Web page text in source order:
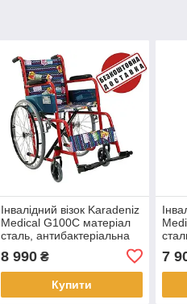
Інвалідний візок Karadeniz
Medical G100C матеріал
сталь, антибактеріальна
оббивка, складна рама, до
75 кг
8 990₴
Купити
7